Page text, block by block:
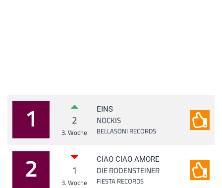
1 2
3. Woche
EINS
NOCKIS
BELLASONI RECORDS
2 1
3. Woche
CIAO CIAO AMORE
DIE RODENSTEINER
FIESTA RECORDS